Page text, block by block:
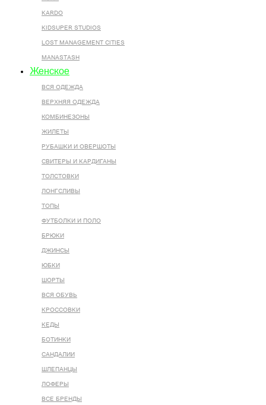
KARDO
KIDSUPER STUDIOS
LOST MANAGEMENT CITIES
MANASTASH
Женское
ВСЯ ОДЕЖДА
ВЕРХНЯЯ ОДЕЖДА
КОМБИНЕЗОНЫ
ЖИЛЕТЫ
РУБАШКИ И ОВЕРШОТЫ
СВИТЕРЫ И КАРДИГАНЫ
ТОЛСТОВКИ
ЛОНГСЛИВЫ
ТОПЫ
ФУТБОЛКИ И ПОЛО
БРЮКИ
ДЖИНСЫ
ЮБКИ
ШОРТЫ
ВСЯ ОБУВЬ
КРОССОВКИ
КЕДЫ
БОТИНКИ
САНДАЛИИ
ШЛЕПАНЦЫ
ЛОФЕРЫ
ВСЕ БРЕНДЫ